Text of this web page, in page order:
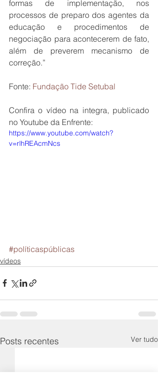
formas de implementação, nos
processos de preparo dos agentes da
educação e procedimentos de
negociação para acontecerem de fato,
além de preverem mecanismo de
correção.”
Fonte: Fundação Tide Setubal
Confira o vídeo na integra, publicado
no Youtube da Enfrente:
https://www.youtube.com/watch?
v=rlhREAcmNcs
#políticaspúblicas
vídeos
Posts recentes Ver tudo